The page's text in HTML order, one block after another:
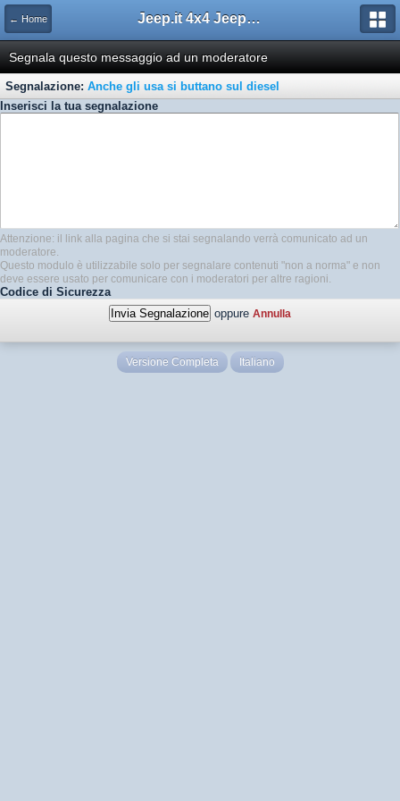
← Home Jeep.it 4x4 Jeep Web Community
Segnala questo messaggio ad un moderatore
Segnalazione: Anche gli usa si buttano sul diesel
Inserisci la tua segnalazione
Attenzione: il link alla pagina che si stai segnalando verrà comunicato ad un
moderatore.
Questo modulo è utilizzabile solo per segnalare contenuti "non a norma" e non
deve essere usato per comunicare con i moderatori per altre ragioni.
Codice di Sicurezza
oppure Annulla
Versione Completa Italiano